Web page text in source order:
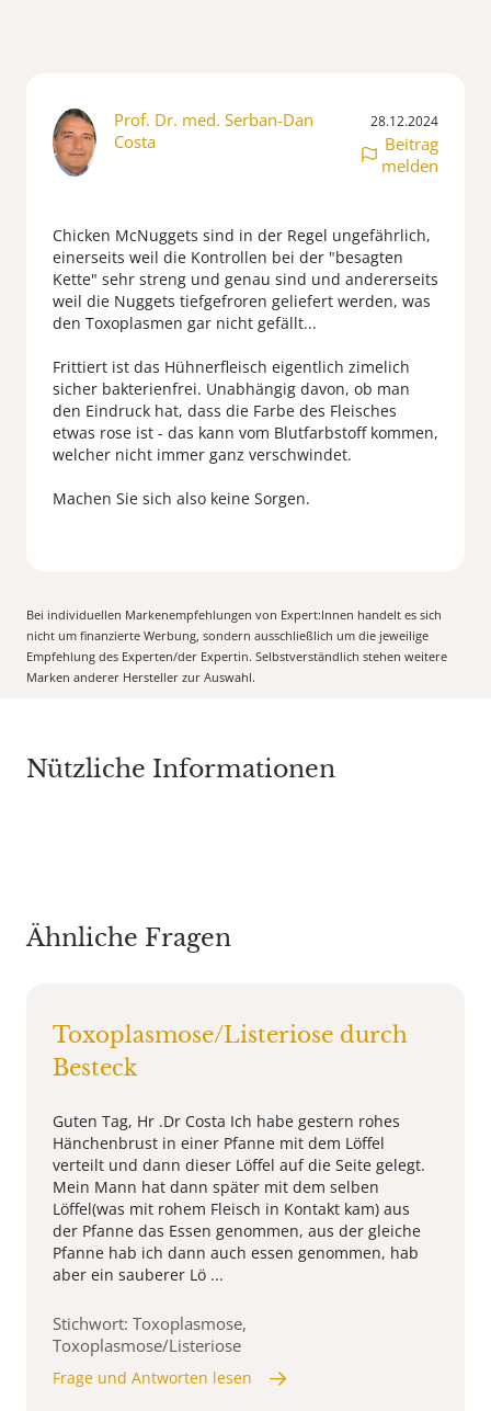
Prof. Dr. med. Serban-Dan
Costa
28.12.2024
Beitrag
melden
Chicken McNuggets sind in der Regel ungefährlich,
einerseits weil die Kontrollen bei der "besagten
Kette" sehr streng und genau sind und andererseits
weil die Nuggets tiefgefroren geliefert werden, was
den Toxoplasmen gar nicht gefällt...
Frittiert ist das Hühnerfleisch eigentlich zimelich
sicher bakterienfrei. Unabhängig davon, ob man
den Eindruck hat, dass die Farbe des Fleisches
etwas rose ist - das kann vom Blutfarbstoff kommen,
welcher nicht immer ganz verschwindet.
Bei individuellen Markenempfehlungen von Expert:Innen handelt es sich
nicht um finanzierte Werbung, sondern ausschließlich um die jeweilige
Empfehlung des Experten/der Expertin. Selbstverständlich stehen weitere
Marken anderer Hersteller zur Auswahl.
Nützliche Informationen
Ähnliche Fragen
Toxoplasmose/Listeriose durch
Besteck
Guten Tag, Hr .Dr Costa Ich habe gestern rohes
Hänchenbrust in einer Pfanne mit dem Löffel
verteilt und dann dieser Löffel auf die Seite gelegt.
Mein Mann hat dann später mit dem selben
Löffel(was mit rohem Fleisch in Kontakt kam) aus
der Pfanne das Essen genommen, aus der gleiche
Pfanne hab ich dann auch essen genommen, hab
aber ein sauberer Lö ...
Stichwort: Toxoplasmose,
Toxoplasmose/Listeriose
Frage und Antworten lesen